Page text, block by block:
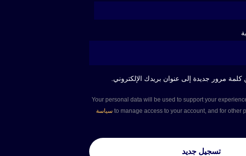
مرور جديدة إلى عنوان بريدك الإلكتروني.
Your personal data will be used to support your
to manage access to your account, and for other سياسة
تسجيل جديد